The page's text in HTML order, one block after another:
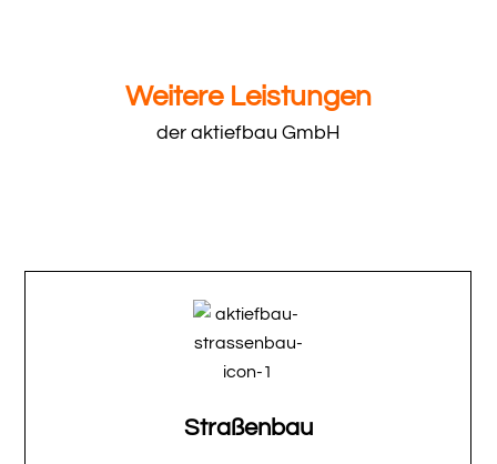
Weitere Leistungen
der aktiefbau GmbH
Straßenbau